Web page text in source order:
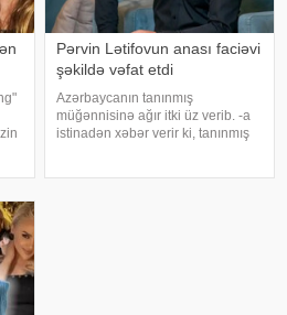
Pərvin Lətifovun anası faciəvi
şəkildə vəfat etdi
Azərbaycanın tanınmış
müğənnisinə ağır itki üz verib. -a
istinadən xəbər verir ki, tanınmış